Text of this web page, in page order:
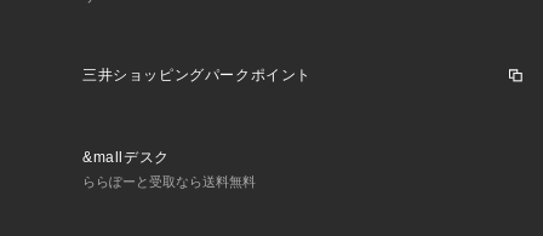
三井ショッピングパークポイント
&mallデスク
ららぽーと受取なら送料無料